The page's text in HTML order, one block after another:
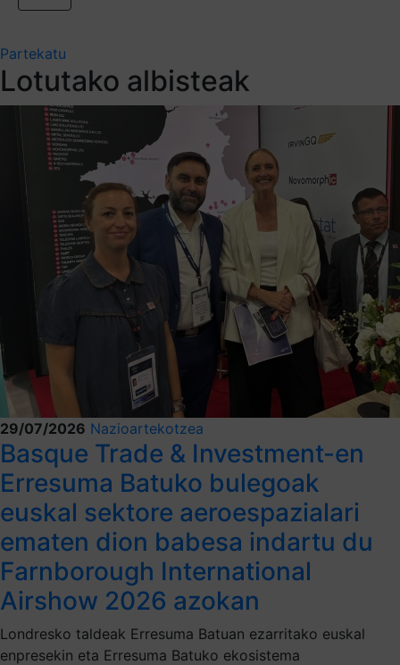
Partekatu
Lotutako albisteak
29/07/2026 Nazioartekotzea
Basque Trade & Investment-en
Erresuma Batuko bulegoak
euskal sektore aeroespazialari
ematen dion babesa indartu du
Farnborough International
Airshow 2026 azokan
Londresko taldeak Erresuma Batuan ezarritako euskal
enpresekin eta Erresuma Batuko ekosistema